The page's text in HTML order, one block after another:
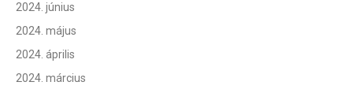
2024. június
2024. május
2024. április
2024. március